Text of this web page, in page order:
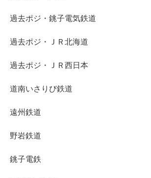
過去ポジ・銚子電気鉄道
過去ポジ・ＪＲ北海道
過去ポジ・ＪＲ西日本
道南いさりび鉄道
遠州鉄道
野岩鉄道
銚子電鉄